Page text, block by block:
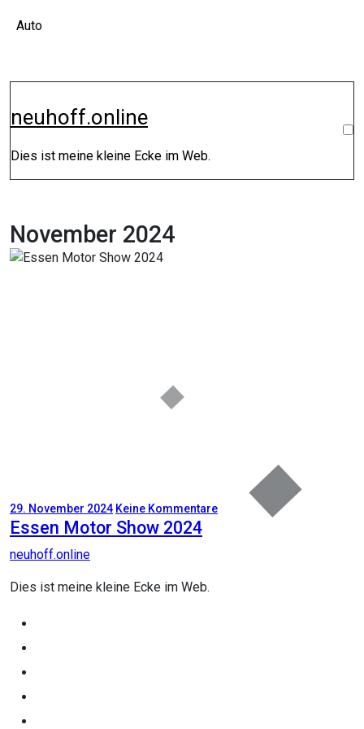
Inhalt
neuhoff.online
Dies ist meine kleine Ecke im Web.
November 2024
Auto
29. November 2024 Keine Kommentare
Essen Motor Show 2024
neuhoff.online
Dies ist meine kleine Ecke im Web.